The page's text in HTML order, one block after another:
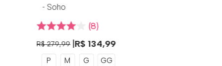
- Soho
8
R$ 279,99 R$ 134,99
P M G GG